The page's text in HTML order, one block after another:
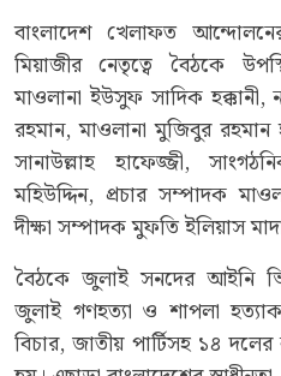
বাংলাদেশ খেলাফত
মিয়াজীর নেতৃত্বে বৈঠকে
মাওলানা ইউসুফ সাদিক
রহমান, মাওলানা মুজিবুর রহমান
সানাউল্লাহ হাফেজ্জী,
মহিউদ্দিন, প্রচার সম্পাদক
দীক্ষা সম্পাদক মুফতি ইলিয়াস
বৈঠকে জুলাই সনদের আইনি
জুলাই গণহত্যা ও শাপলা
বিচার, জাতীয় পার্টিসহ ১৪